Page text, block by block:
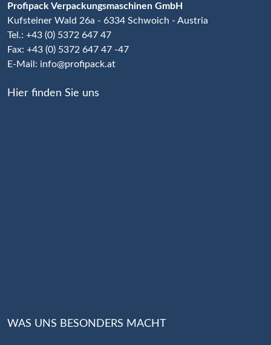
Profipack Verpackungsmaschinen GmbH
Kufsteiner Wald 26a - 6334 Schwoich - Austria
Tel.: +43 (0) 5372 647 47
Fax: +43 (0) 5372 647 47 -47
E-Mail: info@profipack.at
Hier finden Sie uns
WAS UNS BESONDERS MACHT